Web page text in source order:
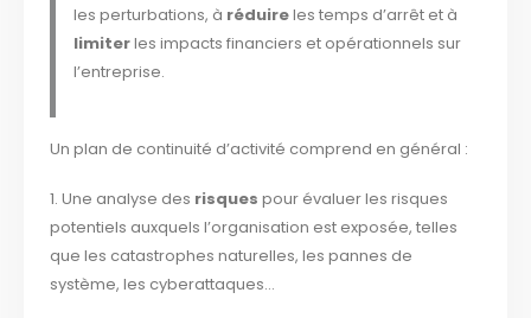
les perturbations, à réduireles temps d’arrêt et à
limiterles impacts financiers et opérationnels sur
l’entreprise.
Un plan de continuité d’activité comprend en général :
1. Une analyse des risquespour évaluer les risques
potentiels auxquels l’organisation est exposée, telles
que les catastrophes naturelles, les pannes de
système, les cyberattaques…